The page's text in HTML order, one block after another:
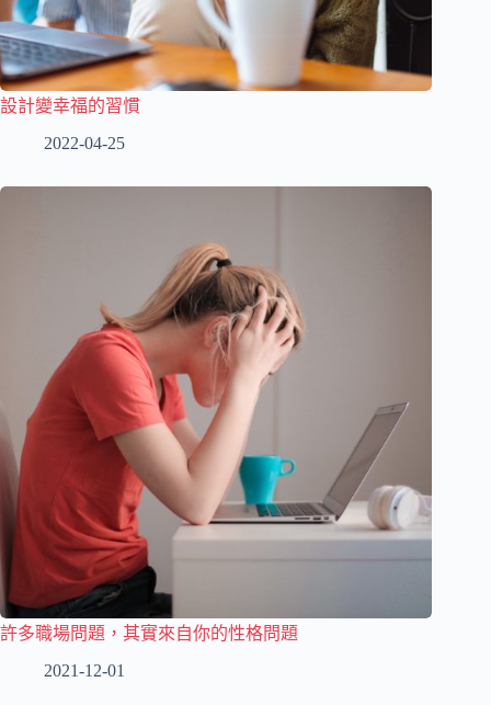
設計變幸福的習慣
2022-04-25
許多職場問題，其實來自你的性格問題
2021-12-01